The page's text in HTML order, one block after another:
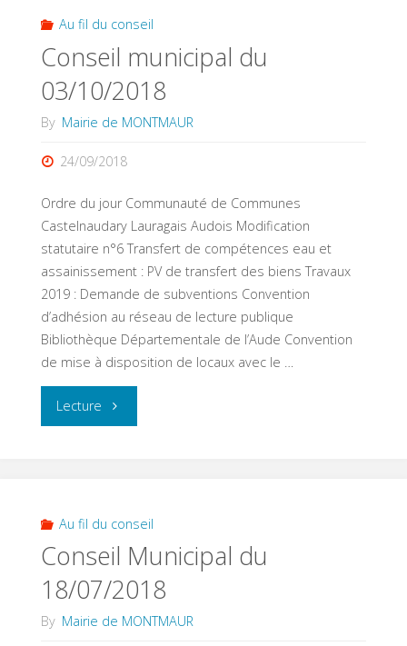
11/04/2019"
Au fil du conseil
Conseil municipal du
03/10/2018
By Mairie de MONTMAUR
24/09/2018
Ordre du jour Communauté de Communes
Castelnaudary Lauragais Audois Modification
statutaire n°6 Transfert de compétences eau et
assainissement : PV de transfert des biens Travaux
2019 : Demande de subventions Convention
d’adhésion au réseau de lecture publique
Bibliothèque Départementale de l’Aude Convention
de mise à disposition de locaux avec le …
Lecture "Conseil
03/10/2018"
Au fil du conseil
Conseil Municipal du
18/07/2018
By Mairie de MONTMAUR